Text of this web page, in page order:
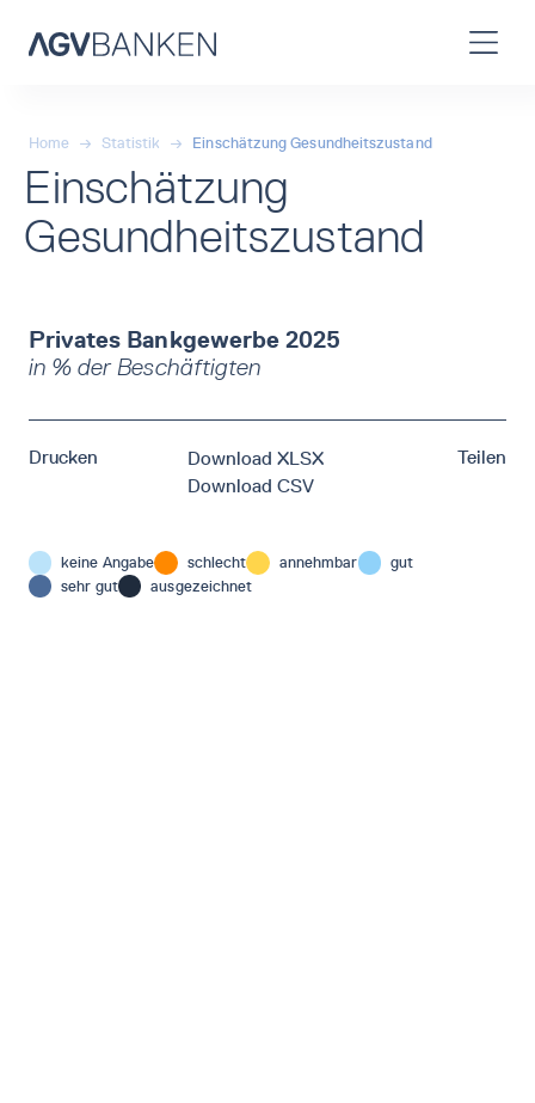
Home → Statistik → Einschätzung Gesundheitszustand
Einschätzung
Gesundheitszustand
Privates Bankgewerbe 2025
in % der Beschäftigten
Drucken
Download XLSX
Download CSV
Teilen
keine Angabe schlecht annehmbar
gut
sehr gut
ausgezeichnet